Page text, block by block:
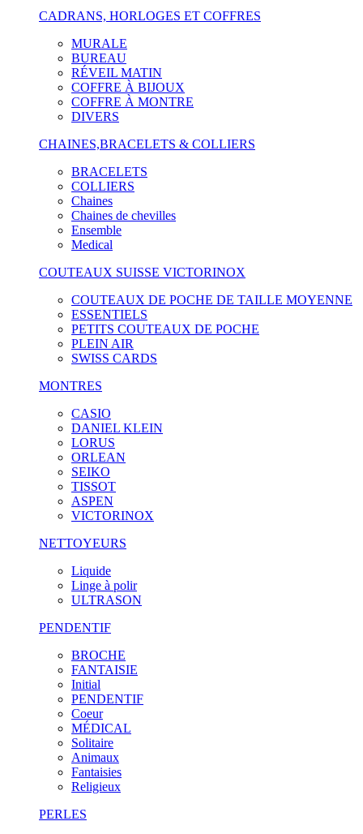
CADRANS, HORLOGES ET COFFRES
MURALE
BUREAU
RÉVEIL MATIN
COFFRE À BIJOUX
COFFRE À MONTRE
DIVERS
CHAINES,BRACELETS & COLLIERS
BRACELETS
COLLIERS
Chaines
Chaines de chevilles
Ensemble
Medical
COUTEAUX SUISSE VICTORINOX
COUTEAUX DE POCHE DE TAILLE MOYENNE
ESSENTIELS
PETITS COUTEAUX DE POCHE
PLEIN AIR
SWISS CARDS
MONTRES
CASIO
DANIEL KLEIN
LORUS
ORLEAN
SEIKO
TISSOT
ASPEN
VICTORINOX
NETTOYEURS
Liquide
Linge à polir
ULTRASON
PENDENTIF
BROCHE
FANTAISIE
Initial
PENDENTIF
Coeur
MÉDICAL
Solitaire
Animaux
Fantaisies
Religieux
PERLES